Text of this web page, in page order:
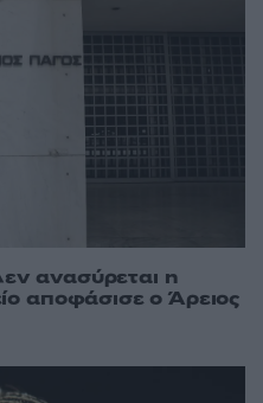
ανασύρεται η
αποφάσισε ο Άρειος